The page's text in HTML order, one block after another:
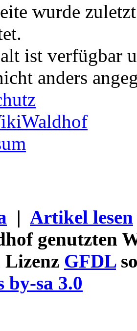
wurde
ist verfügbar
anders
| Artikel lesen
genutzten
Lizenz GFDL
by-sa 3.0